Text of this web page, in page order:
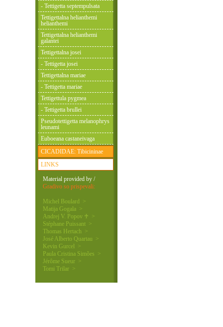
- Tettigetta septempulsata
Tettigettalna helianthemi
helianthemi
Tettigettalna helianthemi
galantei
Tettigettalna josei
- Tettigetta josei
Tettigettalna mariae
- Tettigetta mariae
Tettigettula pygmea
- Tettigetta brullei
Pseudotettigetta melanophrys
leunami
Euboeana castaneivaga
CICADIDAE: Tibicininae
LINKS
Material provided by /
Gradivo so prispevali:
Michel Boulard >
Matija Gogala >
Andrej V. Popov ♰ >
Stéphane Puissant >
Thomas Hertach >
José Alberto Quartau >
Kevin Gurcel >
Paula Cristina Simões >
Jérôme Sueur >
Tomi Trilar >